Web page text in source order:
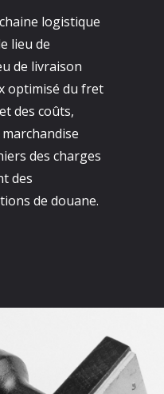
logistique
lieu de
de livraison
optimisé du fret
des coûts,
des charges
des
de douane.